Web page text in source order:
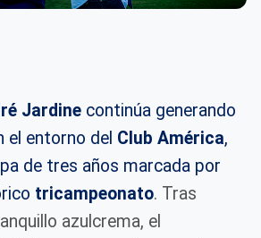
Jardine continúa generando
el entorno del Club América,
de tres años marcada por
tricampeonato. Tras
azulcrema, el